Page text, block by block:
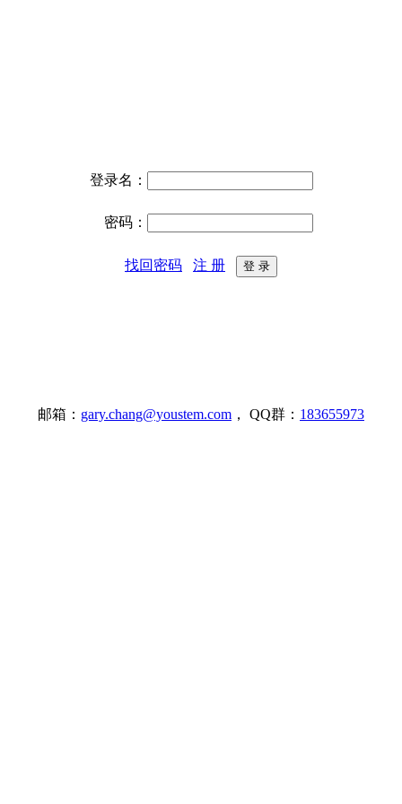
登录名：
密码：
找回密码 注 册
邮箱： gary.chang@youstem.com ， QQ群： 183655973